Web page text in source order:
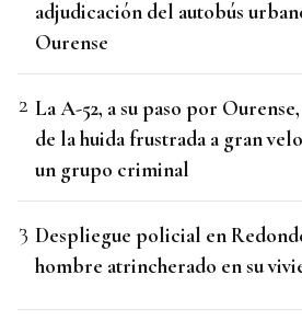
adjudicación del autobús
Ourense
La A-52, a su paso por
de la huida frustrada a gran
un grupo criminal
Despliegue policial en
hombre atrincherado en su